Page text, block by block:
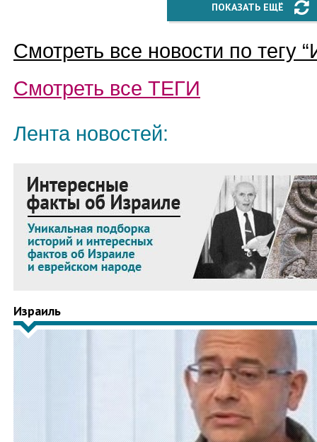
ПОКАЗАТЬ ЕЩЁ
Смотреть все новости по тегу “
Смотреть все ТЕГИ
Лента новостей:
Израиль